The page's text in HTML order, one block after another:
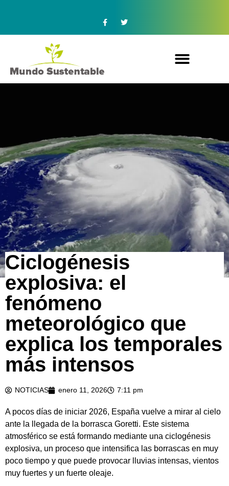
Ciclogénesis
explosiva: el
fenómeno
meteorológico que
explica los temporales
más intensos
NOTICIAS enero 11, 2026 7:11 pm
A pocos días de iniciar 2026, España vuelve a mirar al cielo
ante la llegada de la borrasca Goretti. Este sistema
atmosférico se está formando mediante una ciclogénesis
explosiva, un proceso que intensifica las borrascas en muy
poco tiempo y que puede provocar lluvias intensas, vientos
muy fuertes y un fuerte oleaje.